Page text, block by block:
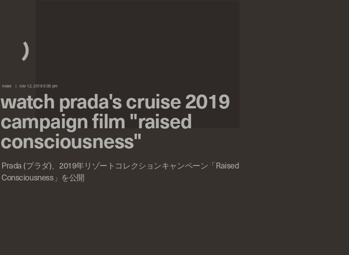
news nov 12, 2018 5:00 pm
watch prada's cruise 2019
campaign film "raised
consciousness"
Prada (プラダ)、2019年リゾートコレクションキャンペーン「Raised
Consciousness」を公開